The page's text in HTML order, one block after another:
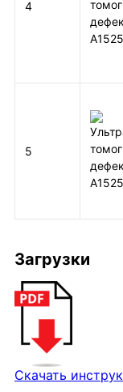
4
5
Загрузки
Скачать